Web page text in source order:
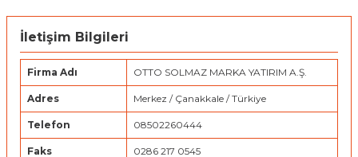
İletişim Bilgileri
Firma Adı OTTO SOLMAZ MARKA YATIRIM A.Ş.
Adres Merkez / Çanakkale / Türkiye
Telefon 08502260444
Faks 0286 217 0545